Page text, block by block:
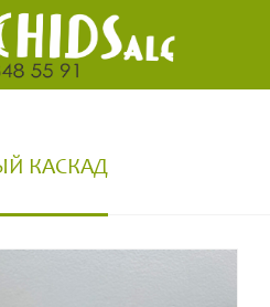
КАСКАД